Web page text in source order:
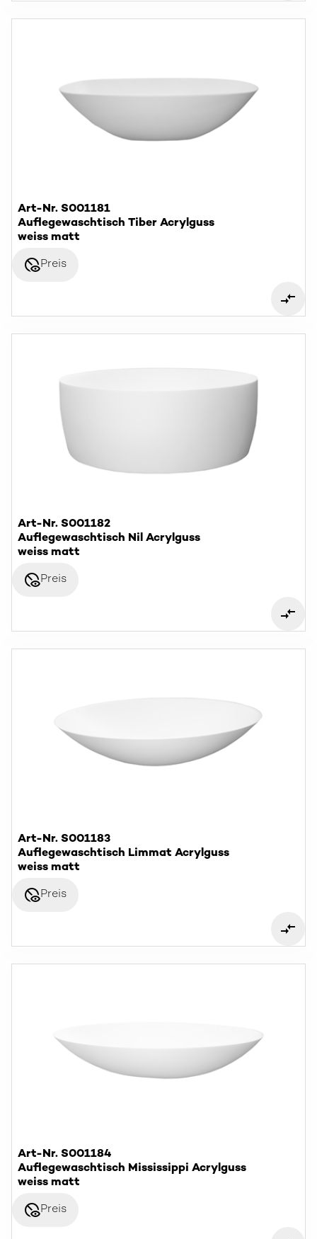
Art-Nr. S001181
Auflegewaschtisch Tiber Acrylguss
weiss matt
disabled_visiblePreis
Art-Nr. S001182
Auflegewaschtisch Nil Acrylguss
weiss matt
disabled_visiblePreis
Art-Nr. S001183
Auflegewaschtisch Limmat Acrylguss
weiss matt
disabled_visiblePreis
Art-Nr. S001184
Auflegewaschtisch Mississippi Acrylguss
weiss matt
disabled_visiblePreis